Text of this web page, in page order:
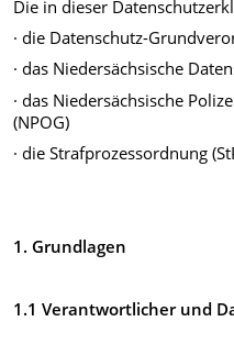
Die in dieser
· die Datenschutz-
· das Niedersächsische
· das Niedersächsische
(NPOG)
· die Strafprozessordnung
1. Grundlagen
1.1 Verantwortlicher und